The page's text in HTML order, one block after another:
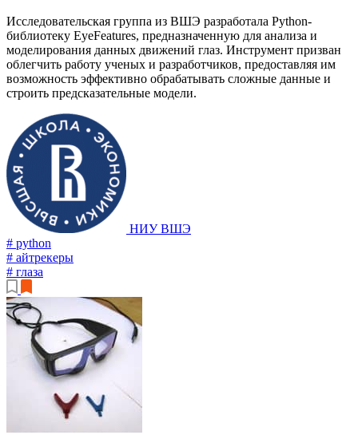
Исследовательская группа из ВШЭ разработала Python-
библиотеку EyeFeatures, предназначенную для анализа и
моделирования данных движений глаз. Инструмент призван
облегчить работу ученых и разработчиков, предоставляя им
возможность эффективно обрабатывать сложные данные и
строить предсказательные модели.
НИУ ВШЭ
# python
# айтрекеры
# глаза